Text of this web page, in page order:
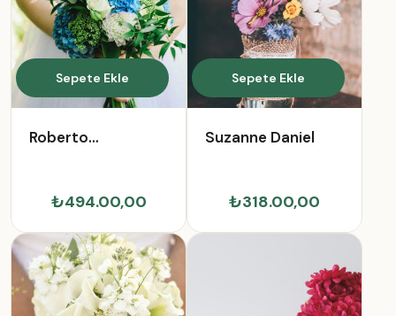
Sepete Ekle
Roberto
₺494.00,00
Sepete Ekle
Suzanne Daniel
₺318.00,00